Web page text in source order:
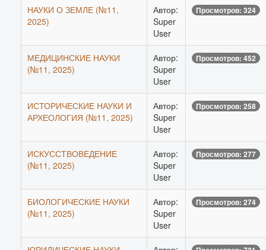
НАУКИ О ЗЕМЛЕ (№11,
2025)
Автор:
Super
User
Просмотров: 324
МЕДИЦИНСКИЕ НАУКИ
(№11, 2025)
Автор:
Super
User
Просмотров: 452
ИСТОРИЧЕСКИЕ НАУКИ И
АРХЕОЛОГИЯ (№11, 2025)
Автор:
Super
User
Просмотров: 258
ИСКУССТВОВЕДЕНИЕ
(№11, 2025)
Автор:
Super
User
Просмотров: 277
БИОЛОГИЧЕСКИЕ НАУКИ
(№11, 2025)
Автор:
Super
User
Просмотров: 274